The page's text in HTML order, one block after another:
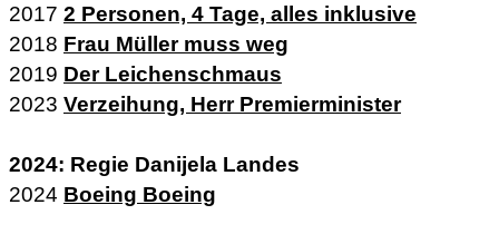
2017 2 Personen, 4 Tage, alles inklusive
2018 Frau Müller muss weg
2019 Der Leichenschmaus
2023 Verzeihung, Herr Premierminister
2024: Regie Danijela Landes
2024 Boeing Boeing